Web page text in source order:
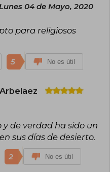
04 de Mayo, 2020
para religiosos
5 No es útil
de verdad ha sido un
sus días de desierto.
2 No es útil